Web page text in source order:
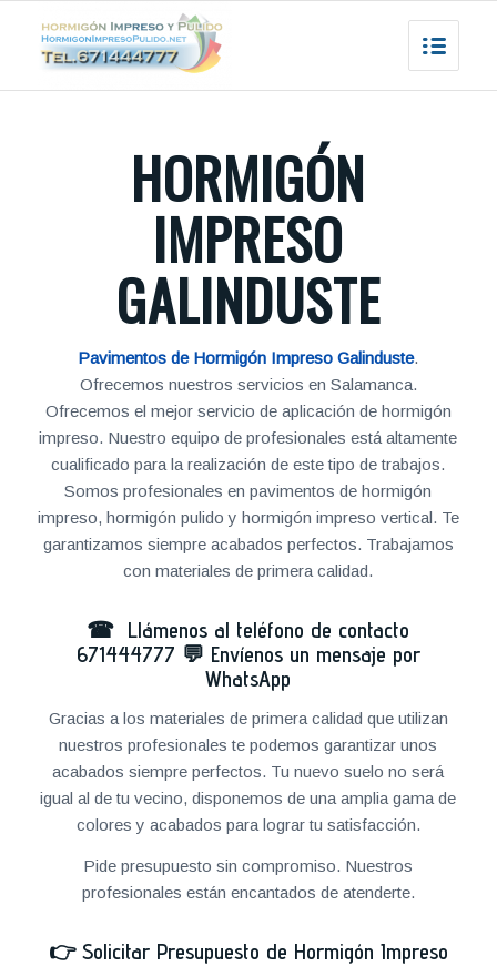
HORMIGÓN
IMPRESO
GALINDUSTE
Pavimentos de Hormigón Impreso Galinduste.
Ofrecemos nuestros servicios en Salamanca.
Ofrecemos el mejor servicio de aplicación de hormigón
impreso. Nuestro equipo de profesionales está altamente
cualificado para la realización de este tipo de trabajos.
Somos profesionales en pavimentos de hormigón
impreso, hormigón pulido y hormigón impreso vertical. Te
garantizamos siempre acabados perfectos. Trabajamos
con materiales de primera calidad.
☎ Llámenos al teléfono de contacto
671444777 💬 Envíenos un mensaje por
WhatsApp
Gracias a los materiales de primera calidad que utilizan
nuestros profesionales te podemos garantizar unos
acabados siempre perfectos. Tu nuevo suelo no será
igual al de tu vecino, disponemos de una amplia gama de
colores y acabados para lograr tu satisfacción.
Pide presupuesto sin compromiso. Nuestros
profesionales están encantados de atenderte.
👉 Solicitar Presupuesto de Hormigón Impreso